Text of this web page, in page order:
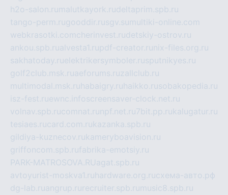
h2o-salon.ru malutkayork.rudeltaprim.spb.ru
tango-perm.rugooddir.rusgv.su multiki-online.com
webkrasotki.comcherinvest.rudetskiy-ostrov.ru
ankou.spb.rualvesta1.rupdf-creator.ru nix-files.org.ru
sakhatoday.ruelektrikersymboler.rusputnikyes.ru
golf2club.msk.ruaeforums.ruzallclub.ru
multimodal.msk.ru habaigry.ru haikko.rusobakopedia.ru
isz-fest.ruewnc.infoscreensaver-clock.net.ru
volnav.spb.rucomnat.ru npf.net.ru7bit.pp.rukalugatur.ru
tesiaes.rucard.com.rukazanka.spb.ru
gildiya-kuznecov.rukameryboavision.ru
griffoncom.spb.rufabrika-emotsiy.ru
PARK-MATROSOVA.RUagat.spb.ru
avtoyurist-moskva1.ru hardware.org.ruсхема-авто.рф
dg-lab.ruangrup.ru recruiter.spb.ru music8.spb.ru